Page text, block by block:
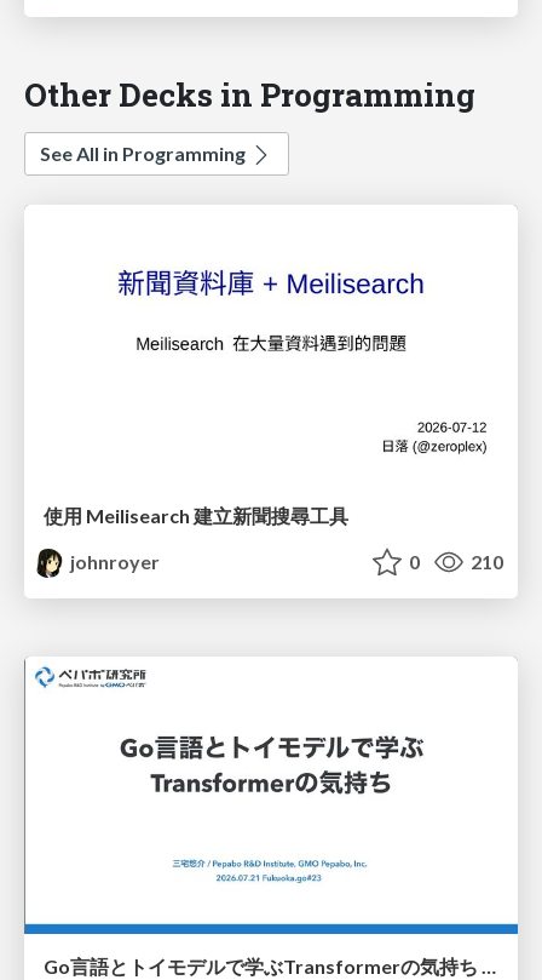
Other Decks in Programming
See All in Programming
使用 Meilisearch 建立新聞搜尋工具
johnroyer
0 210
Go言語とトイモデルで学ぶTransformerの気持ち / fukuokago23-transformer